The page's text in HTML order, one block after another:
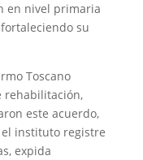
en nivel primaria
su
Toscano
rehabilitación,
este acuerdo,
instituto registre
expida